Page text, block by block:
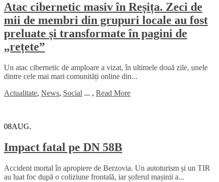
Atac cibernetic masiv în Reșița. Zeci de
mii de membri din grupuri locale au fost
preluate și transformate în pagini de
„rețete”
Un atac cibernetic de amploare a vizat, în ultimele două zile, unele
dintre cele mai mari comunități online din...
Actualitate, News, Social ... , Read More
08AUG.
Impact fatal pe DN 58B
Accident mortal în apropiere de Berzovia. Un autoturism și un TIR
au luat foc după o coliziune frontală, iar șoferul mașinii a...